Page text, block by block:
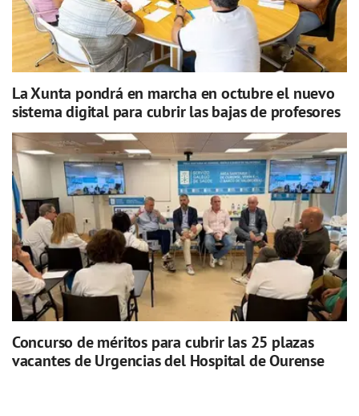
La Xunta pondrá en marcha en octubre el nuevo
sistema digital para cubrir las bajas de profesores
Concurso de méritos para cubrir las 25 plazas
vacantes de Urgencias del Hospital de Ourense